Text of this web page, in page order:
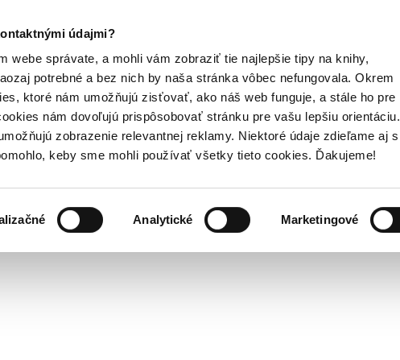
údajmi?
webe správate, a mohli vám zobraziť tie najlepšie tipy na knihy,
potrebné a bez nich by naša stránka vôbec nefungovala. Okrem
ktoré nám umožňujú zisťovať, ako náš web funguje, a stále ho pre
nám dovoľujú prispôsobovať stránku pre vašu lepšiu orientáciu.
zobrazenie relevantnej reklamy. Niektoré údaje zdieľame aj s
keby sme mohli používať všetky tieto cookies. Ďakujeme!
Analytické Marketingové